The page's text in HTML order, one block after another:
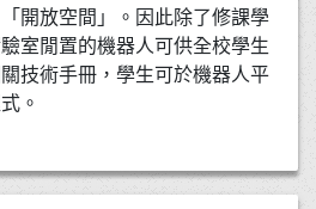
開放空間」。因此除了修課學
室閒置的機器人可供全校學生
技術手冊，學生可於機器人平
。